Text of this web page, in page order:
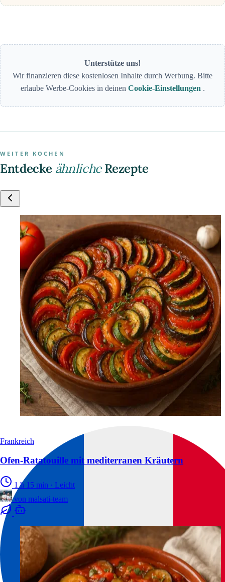
Unterstütze uns!
Wir finanzieren diese kostenlosen Inhalte durch Werbung. Bitte
erlaube Werbe-Cookies in deinen Cookie-Einstellungen .
WEITER KOCHEN
Entdecke ähnlicheRezepte
Frankreich
Ofen-Ratatouille mit mediterranen Kräutern
1 h 15 min · Leicht
von malsati-team